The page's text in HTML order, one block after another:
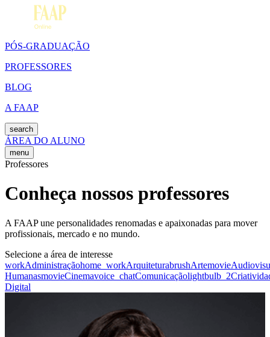
PÓS-GRADUAÇÃO
PROFESSORES
BLOG
A FAAP
search
ÁREA DO ALUNO
menu
Professores
Conheça nossos professores
A FAAP une personalidades renomadas e apaixonadas para mover
profissionais, mercado e no mundo.
Selecione a área de interesse
workAdministraçãohome_workArquiteturabrushArtemovie
HumanasmovieCinemavoice_chatComunicaçãolightbulb_2
Digital